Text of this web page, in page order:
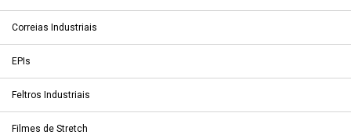
Correias Industriais
EPIs
Feltros Industriais
Filmes de Stretch